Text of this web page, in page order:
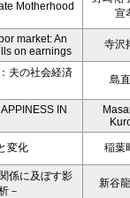
Motherhood
宣
market: An
on earnings
寺沢
夫の社会経済
島
IN
変化 稲葉
係に及ぼす影
－
新谷